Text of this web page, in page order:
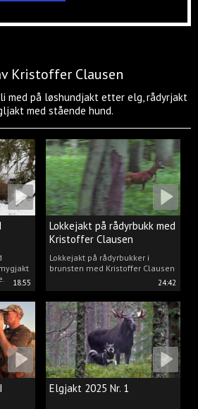
Kristoffer Clausen
med på løshundjakt etter elg, rådyrjakt
med stående hund.
18:55 24:42
Lokkejakt på rådyrbukk med
Kristoffer Clausen
Lokkejakt på rådyrbukker i
brunsten med Kristoffer Clausen
Elgjakt 2025 Nr. 1